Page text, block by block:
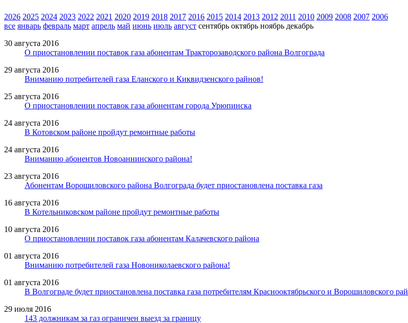
2026 2025 2024 2023 2022 2021 2020 2019 2018 2017 2016 2015 2014 2013 2012 2011 2010 2009 2008 2007 2006
все январь февраль март апрель май июнь июль август сентябрь октябрь ноябрь декабрь
30 августа 2016
О приостановлении поставок газа абонентам Тракторозаводского района Волгограда
29 августа 2016
Вниманию потребителей газа Еланского и Киквидзенского райнов!
25 августа 2016
О приостановлении поставок газа абонентам города Урюпинска
24 августа 2016
В Котовском районе пройдут ремонтные работы
24 августа 2016
Вниманию абонентов Новоаннинского района!
23 августа 2016
Абонентам Ворошиловского района Волгограда будет приостановлена поставка газа
16 августа 2016
В Котельниковском районе пройдут ремонтные работы
10 августа 2016
О приостановлении поставок газа абонентам Калачевского района
01 августа 2016
Вниманию потребителей газа Новониколаевского района!
01 августа 2016
В Волгограде будет приостановлена поставка газа потребителям Краснооктябрьского и Ворошиловского рай
29 июля 2016
143 должникам за газ ограничен выезд за границу